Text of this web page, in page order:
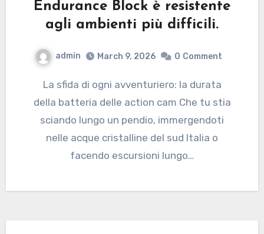
Endurance Block è resistente
agli ambienti più difficili.
admin March 9, 2026 0 Comment
La sfida di ogni avventuriero: la durata
della batteria delle action cam Che tu stia
sciando lungo un pendio, immergendoti
nelle acque cristalline del sud Italia o
facendo escursioni lungo…